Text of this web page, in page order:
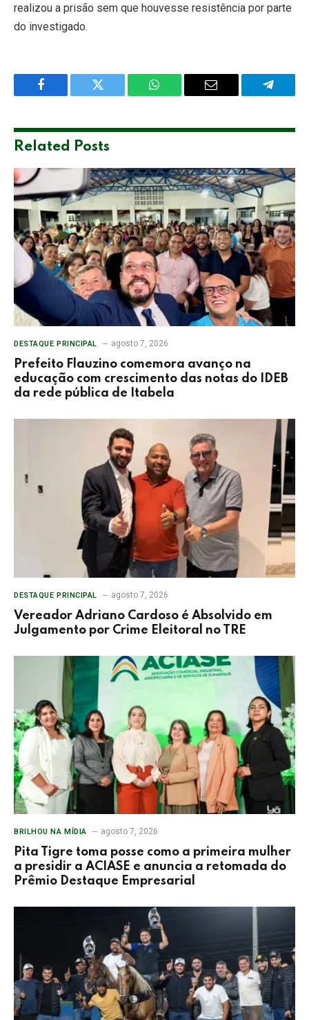
realizou a prisão sem que houvesse resistência por parte
do investigado.
Facebook Twitter WhatsApp Email
Related Posts
DESTAQUE PRINCIPAL agosto 7, 2026
Prefeito Flauzino comemora avanço na
educação com crescimento das notas do IDEB
da rede pública de Itabela
DESTAQUE PRINCIPAL agosto 7, 2026
Vereador Adriano Cardoso é Absolvido em
Julgamento por Crime Eleitoral no TRE
BRILHOU NA MÍDIA agosto 7, 2026
Pita Tigre toma posse como a primeira mulher
a presidir a ACIASE e anuncia a retomada do
Prêmio Destaque Empresarial